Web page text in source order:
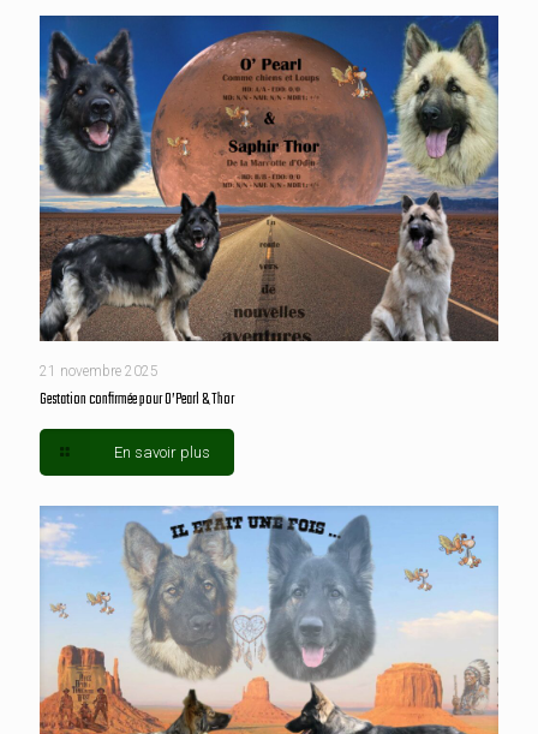
21 novembre 2025
Gestation confirmée pour O’Pearl & Thor
En savoir plus